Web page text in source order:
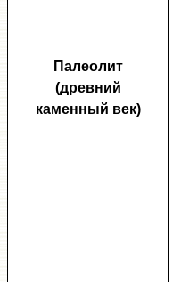
Палеолит
(древний
каменный век)